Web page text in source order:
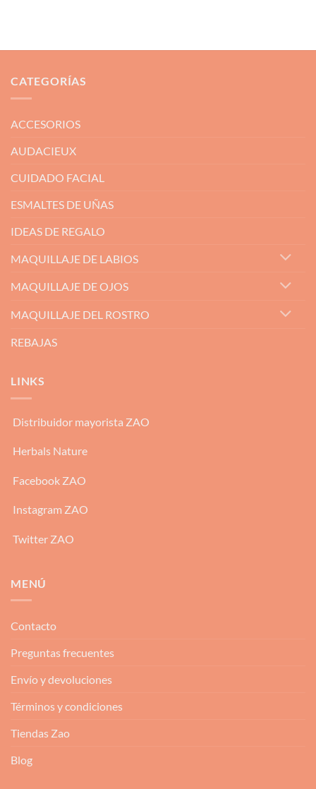
CATEGORÍAS
ACCESORIOS
AUDACIEUX
CUIDADO FACIAL
ESMALTES DE UÑAS
IDEAS DE REGALO
MAQUILLAJE DE LABIOS
MAQUILLAJE DE OJOS
MAQUILLAJE DEL ROSTRO
REBAJAS
LINKS
Distribuidor mayorista ZAO
Herbals Nature
Facebook ZAO
Instagram ZAO
Twitter ZAO
MENÚ
Contacto
Preguntas frecuentes
Envío y devoluciones
Términos y condiciones
Tiendas Zao
Blog